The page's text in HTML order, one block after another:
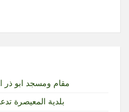
مقام ومسجد ابو ذر
بلدية المعيصرة